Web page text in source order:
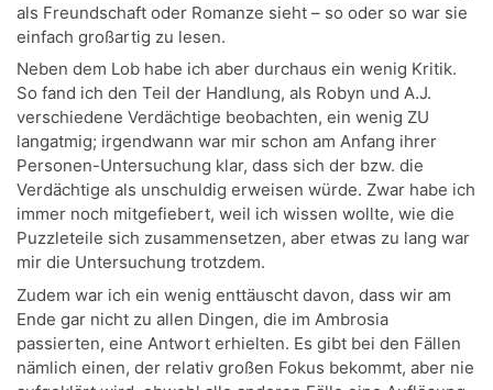
als Freundschaft oder Romanze sieht – so oder so war sie
einfach großartig zu lesen.
Neben dem Lob habe ich aber durchaus ein wenig Kritik.
So fand ich den Teil der Handlung, als Robyn und A.J.
verschiedene Verdächtige beobachten, ein wenig ZU
langatmig; irgendwann war mir schon am Anfang ihrer
Personen-Untersuchung klar, dass sich der bzw. die
Verdächtige als unschuldig erweisen würde. Zwar habe ich
immer noch mitgefiebert, weil ich wissen wollte, wie die
Puzzleteile sich zusammensetzen, aber etwas zu lang war
mir die Untersuchung trotzdem.
Zudem war ich ein wenig enttäuscht davon, dass wir am
Ende gar nicht zu allen Dingen, die im Ambrosia
passierten, eine Antwort erhielten. Es gibt bei den Fällen
nämlich einen, der relativ großen Fokus bekommt, aber nie